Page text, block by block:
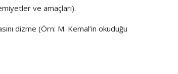
ve amaçları).
dizme (Örn: M. Kemal’in okuduğu